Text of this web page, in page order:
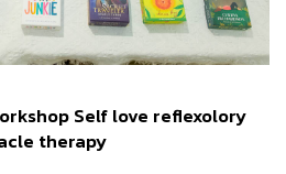
Self love reflexolory
therapy